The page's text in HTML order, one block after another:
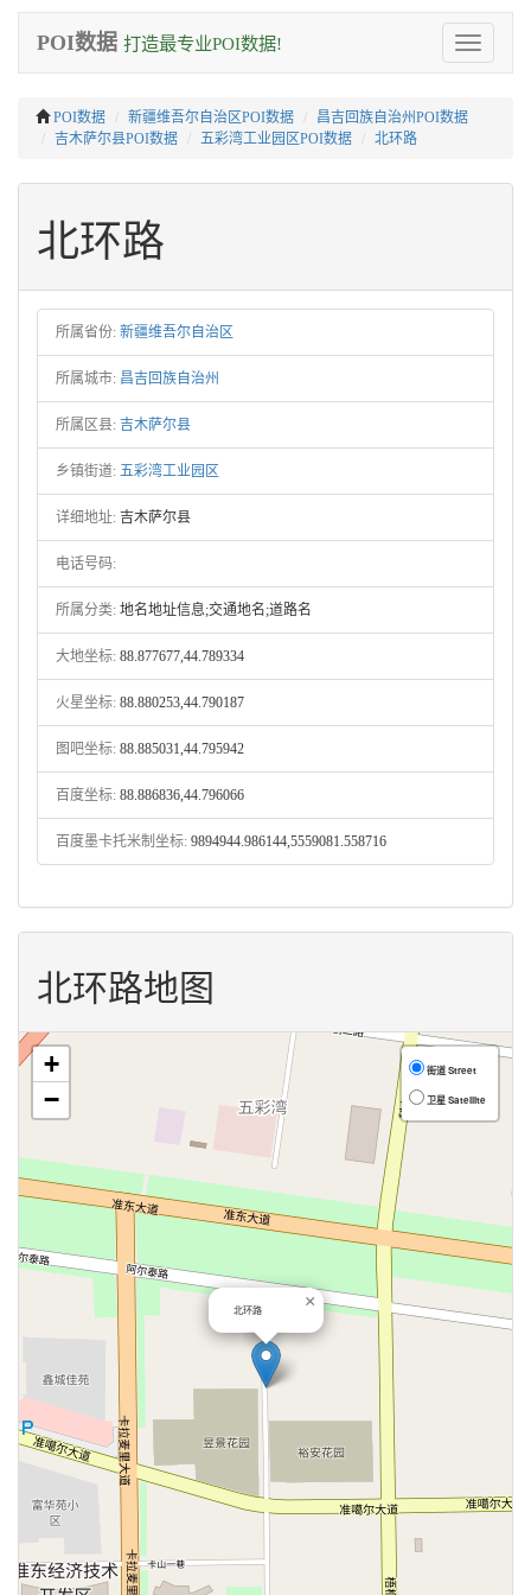
Toggle
navigation
POI数据 打造最专业POI数据!
POI数据 新疆维吾尔自治区POI数据
昌吉回族自治州POI数据
吉木萨尔县POI数据
五彩湾工业园区POI数据 北环路
北环路
所属省份: 新疆维吾尔自治区
所属城市: 昌吉回族自治州
所属区县: 吉木萨尔县
乡镇街道: 五彩湾工业园区
详细地址: 吉木萨尔县
电话号码:
所属分类: 地名地址信息;交通地名;道路名
大地坐标: 88.877677,44.789334
火星坐标: 88.880253,44.790187
图吧坐标: 88.885031,44.795942
百度坐标: 88.886836,44.796066
百度墨卡托米制坐标: 9894944.986144,5559081.558716
北环路地图
北环路 ×
+
−
街道 Street
卫星 Satellite